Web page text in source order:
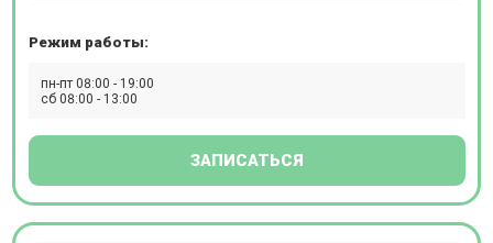
Диагностика: УЗИ экспертного класса, в т.ч. ЦДК сосудов
АД, кольпоскопия, цифровая дерматоскопия,
диагностика и удаление новообразований кожи врачом
онкодерматологом. Проводится малоинвазивное
лечение варикозной болезни методами ЭВЛК,
склеротерапии и минифлебэктомии. В детском
Режим работы:
пн-пт 08:00 - 19:00
сб 08:00 - 13:00
ЗАПИСАТЬСЯ